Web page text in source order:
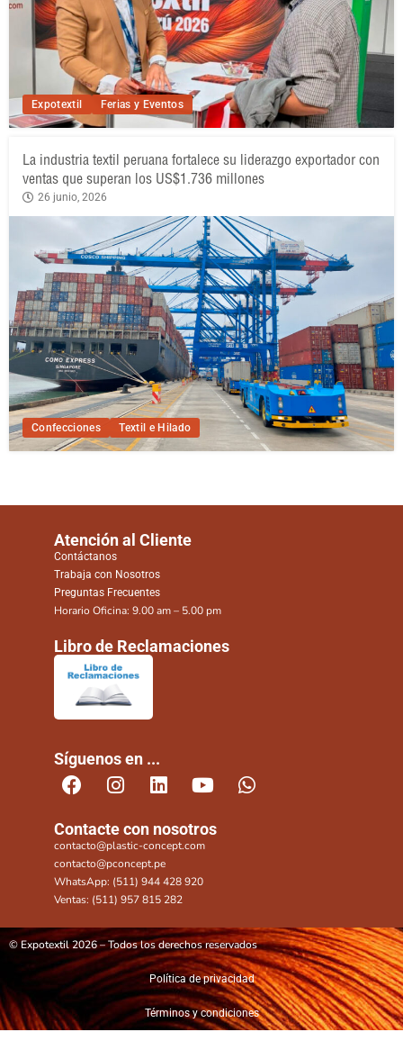
Expotextil Ferias y Eventos
Confecciones Textil e Hilado
La industria textil peruana fortalece su liderazgo exportador con
ventas que superan los US$1.736 millones
26 junio, 2026
Atención al Cliente
Contáctanos
Trabaja con Nosotros
Preguntas Frecuentes
Horario Oficina: 9.00 am – 5.00 pm
Libro de Reclamaciones
Síguenos en ...
Contacte con nosotros
contacto@plastic-concept.com
contacto@pconcept.pe
WhatsApp: (511) 944 428 920
Ventas: (511) 957 815 282
© Expotextil 2026 – Todos los derechos reservados
Política de privacidad
Términos y condiciones